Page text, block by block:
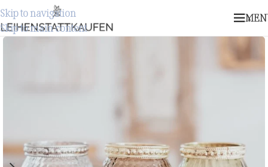
Skip to navigation
Skip to main content